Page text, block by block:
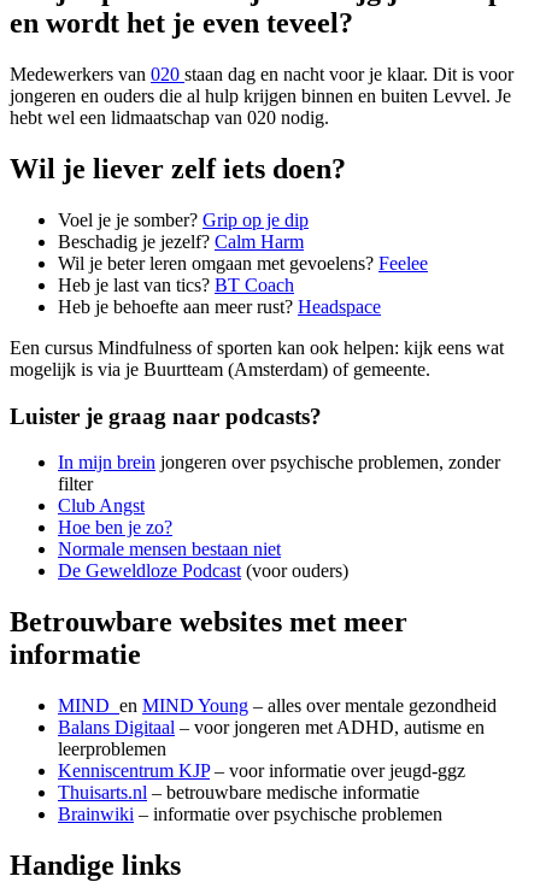
en wordt het je even teveel?
Medewerkers van 020 staan dag en nacht voor je klaar. Dit is voor
jongeren en ouders die al hulp krijgen binnen en buiten Levvel. Je
hebt wel een lidmaatschap van 020 nodig.
Wil je liever zelf iets doen?
Voel je je somber? Grip op je dip
Beschadig je jezelf? Calm Harm
Wil je beter leren omgaan met gevoelens? Feelee
Heb je last van tics? BT Coach
Heb je behoefte aan meer rust? Headspace
Een cursus Mindfulness of sporten kan ook helpen: kijk eens wat
mogelijk is via je Buurtteam (Amsterdam) of gemeente.
Luister je graag naar podcasts?
In mijn brein jongeren over psychische problemen, zonder
filter
Club Angst
Hoe ben je zo?
Normale mensen bestaan niet
De Geweldloze Podcast (voor ouders)
Betrouwbare websites met meer
informatie
MIND en MIND Young – alles over mentale gezondheid
Balans Digitaal – voor jongeren met ADHD, autisme en
leerproblemen
Kenniscentrum KJP– voor informatie over jeugd-ggz
Thuisarts.nl – betrouwbare medische informatie
Brainwiki – informatie over psychische problemen
Handige links